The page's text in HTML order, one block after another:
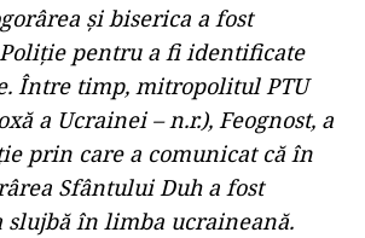
și biserica a fost
pentru a fi identificate
Între timp, mitropolitul PTU
a Ucrainei – n.r.), Feognost, a
prin care a comunicat că în
Sfântului Duh a fost
slujbă în limba ucraineană.